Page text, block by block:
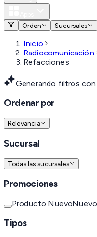
Orden
Sucursales
Inicio
Radiocomunicación
Refacciones
Generando filtros con
Ordenar por
Relevancia
Sucursal
Todas las sucursales
Promociones
Producto NuevoNuevo
Tipos